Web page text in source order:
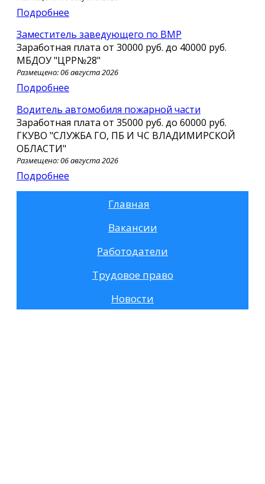
Подробнее
заместитель заведующего по ВМР
Заработная плата от 30000 руб. до 40000 руб.
МБДОУ "ЦРР№28"
Размещено: 06 августа 2026
Подробнее
водитель автомобиля пожарной части
Заработная плата от 35000 руб. до 60000 руб.
ГКУВО "СЛУЖБА ГО, ПБ И ЧС ВЛАДИМИРСКОЙ
ОБЛАСТИ"
Размещено: 06 августа 2026
Подробнее
Главная
Вакансии
Работодатели
Трудовое право
Новости